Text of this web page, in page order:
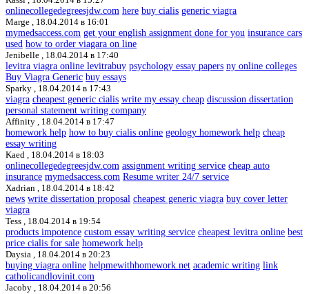
onlinecollegedegreesjdw.com here buy cialis generic viagra
Marge , 18.04.2014 в 16:01
mymedsaccess.com get your english assignment done for you insurance cars
used how to order viagara on line
Jenibelle , 18.04.2014 в 17:40
levitra viagra online levitrabuy psychology essay papers ny online colleges
Buy Viagra Generic buy essays
Sparky , 18.04.2014 в 17:43
viagra cheapest generic cialis write my essay cheap discussion dissertation
personal statement writing company
Affinity , 18.04.2014 в 17:47
homework help how to buy cialis online geology homework help cheap
essay writing
Kaed , 18.04.2014 в 18:03
onlinecollegedegreesjdw.com assignment writing service cheap auto
insurance mymedsaccess.com Resume writer 24/7 service
Xadrian , 18.04.2014 в 18:42
news write dissertation proposal cheapest generic viagra buy cover letter
viagra
Tess , 18.04.2014 в 19:54
products impotence custom essay writing service cheapest levitra online best
price cialis for sale homework help
Daysia , 18.04.2014 в 20:23
buying viagra online helpmewithhomework.net academic writing link
catholicandlovinit.com
Jacoby , 18.04.2014 в 20:56